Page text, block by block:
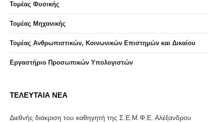
Τομέας Φυσικής
Τομέας Μηχανικής
Τομέας Ανθρωπιστικών, Κοινωνικών Επιστημών και Δικαίου
Eργαστήριo Προσωπικών Υπολογιστών
ΤΕΛΕΥΤΑΙΑ ΝΕΑ
Διεθνής διάκριση του καθηγητή της Σ.Ε.Μ.Φ.Ε. Αλέξανδρου